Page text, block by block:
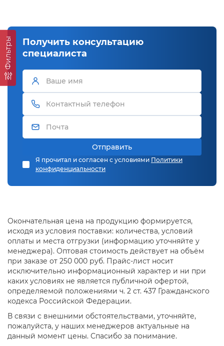
Фильтры
Получить консультацию
специалиста
Отправить
Я прочитал и согласен с условиями Политики
конфиденциальности
Окончательная цена на продукцию формируется,
исходя из условия поставки: количества, условий
оплаты и места отгрузки (информацию уточняйте у
менеджера). Оптовая стоимость действует на объём
при заказе от 250 000 руб. Прайс-лист носит
исключительно информационный характер и ни при
каких условиях не является публичной офертой,
определяемой положениями ч. 2 ст. 437 Гражданского
кодекса Российской Федерации.
В связи с внешними обстоятельствами, уточняйте,
пожалуйста, у наших менеджеров актуальные на
данный момент цены. Спасибо за понимание.